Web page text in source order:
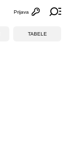
Otvori
Prijava
TABELE